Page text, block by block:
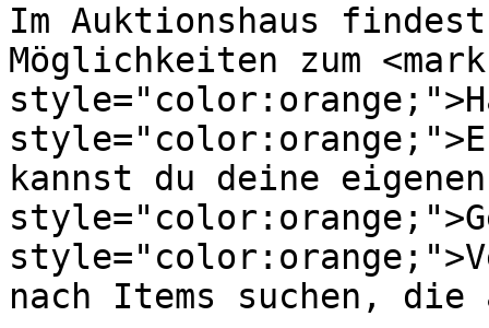
Im Auktionshaus
Möglichkeiten zum <mark
kannst du deine eigenen